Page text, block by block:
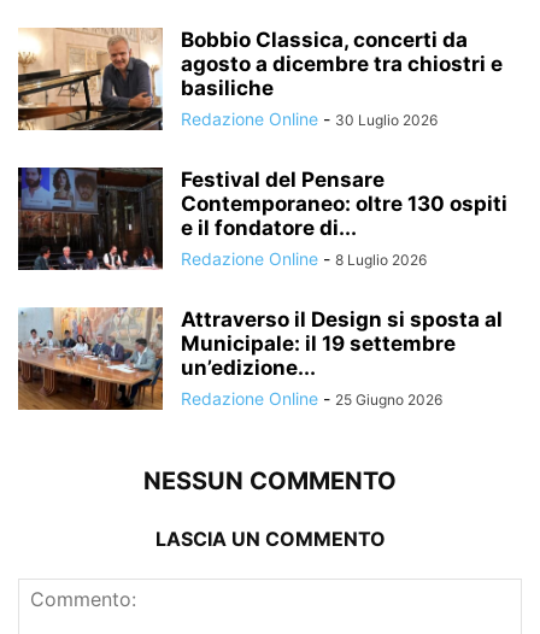
Bobbio Classica, concerti da
agosto a dicembre tra chiostri e
basiliche
Redazione Online - 30 Luglio 2026
Festival del Pensare
Contemporaneo: oltre 130 ospiti
e il fondatore di...
Redazione Online - 8 Luglio 2026
Attraverso il Design si sposta al
Municipale: il 19 settembre
un’edizione...
Redazione Online - 25 Giugno 2026
NESSUN COMMENTO
LASCIA UN COMMENTO